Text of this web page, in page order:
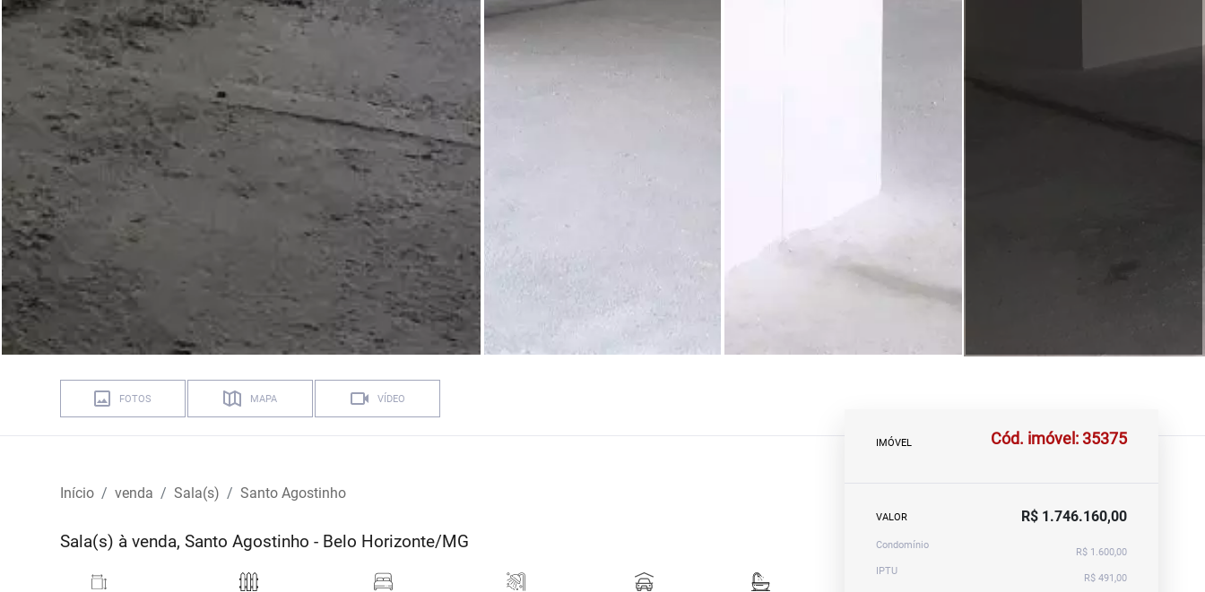
FOTOS MAPA VÍDEO
Início venda Sala(s) Santo Agostinho
Sala(s) à venda, Santo Agostinho - Belo Horizonte/MG
IMÓVEL Cód. imóvel: 35375
VALOR R$ 1.746.160,00
Condomínio
R$ 1.600,00
IPTU
R$ 491,00